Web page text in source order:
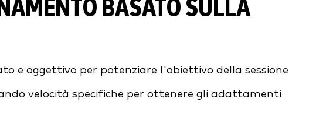
BASATO SULLA
e oggettivo per potenziare l'obiettivo della sessione
velocità specifiche per ottenere gli adattamenti